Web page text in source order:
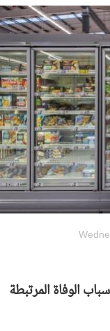
الوفاة المرتبطة